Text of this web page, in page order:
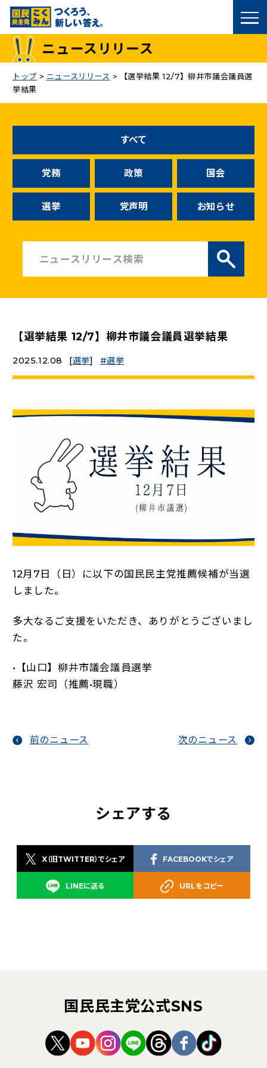
国民民主党トップ
議員
候補者公募
こくみん政治塾
お問い合わせ
ニュースリリース
こくみんうさぎの部屋
参加・サポート
TEAMこくみんうさぎ（新しいタブで開く）
国民民主党学生部（新しいタブで開く）
二次創作ガイドライン （新しいタブで開く）
プライバシーポリシー
ニュースリリース
トップ > ニュースリリース >
【選挙結果 12/7】柳井市議会議員選
挙結果
すべて
党務 政策 国会
選挙 党声明 お知らせ
【選挙結果 12/7】柳井市議会議員選挙結果
2025.12.08 [選挙] 選挙
12月7日（日）に以下の国民民主党推薦候補が当選
しました。
多大なるご支援をいただき、ありがとうございまし
た。
•【山口】柳井市議会議員選挙
藤沢 宏司（推薦•現職）
前のニュース 次のニュース
シェアする
X（旧TWITTER）でシェア
LINEに送る
FACEBOOKでシェア
URLをコピー
国民民主党公式SNS
（新しいタブで開く）
（新しいタブで開く）
（新しいタブで開く）
（新しいタブで開く）
（新しいタブで開
（新しいタブ
（新しい